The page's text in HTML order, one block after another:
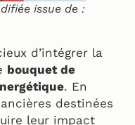
issue de :
d’intégrer la
bouquet de
. En
destinées
leur impact